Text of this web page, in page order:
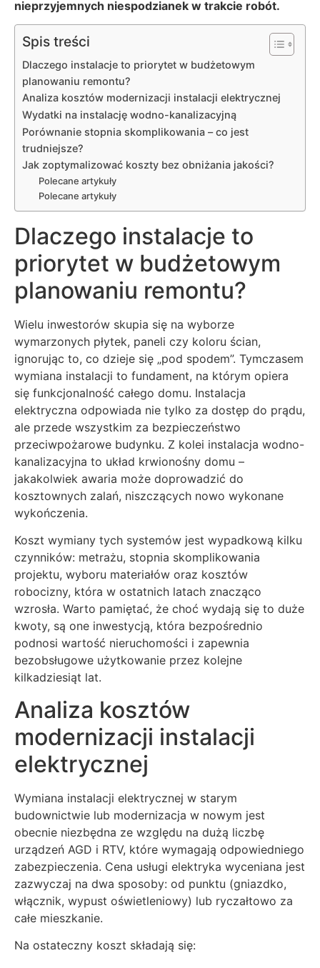
nieprzyjemnych niespodzianek w trakcie robót.
Spis treści
Dlaczego instalacje to priorytet w budżetowym
planowaniu remontu?
Analiza kosztów modernizacji instalacji elektrycznej
Wydatki na instalację wodno-kanalizacyjną
Porównanie stopnia skomplikowania – co jest
trudniejsze?
Jak zoptymalizować koszty bez obniżania jakości?
Polecane artykuły
Polecane artykuły
Dlaczego instalacje to
priorytet w budżetowym
planowaniu remontu?
Wielu inwestorów skupia się na wyborze
wymarzonych płytek, paneli czy koloru ścian,
ignorując to, co dzieje się „pod spodem”. Tymczasem
wymiana instalacji to fundament, na którym opiera
się funkcjonalność całego domu. Instalacja
elektryczna odpowiada nie tylko za dostęp do prądu,
ale przede wszystkim za bezpieczeństwo
przeciwpożarowe budynku. Z kolei instalacja wodno-
kanalizacyjna to układ krwionośny domu –
jakakolwiek awaria może doprowadzić do
kosztownych zalań, niszczących nowo wykonane
wykończenia.
Koszt wymiany tych systemów jest wypadkową kilku
czynników: metrażu, stopnia skomplikowania
projektu, wyboru materiałów oraz kosztów
robocizny, która w ostatnich latach znacząco
wzrosła. Warto pamiętać, że choć wydają się to duże
kwoty, są one inwestycją, która bezpośrednio
podnosi wartość nieruchomości i zapewnia
bezobsługowe użytkowanie przez kolejne
kilkadziesiąt lat.
Analiza kosztów
modernizacji instalacji
elektrycznej
Wymiana instalacji elektrycznej w starym
budownictwie lub modernizacja w nowym jest
obecnie niezbędna ze względu na dużą liczbę
urządzeń AGD i RTV, które wymagają odpowiedniego
zabezpieczenia. Cena usługi elektryka wyceniana jest
zazwyczaj na dwa sposoby: od punktu (gniazdko,
włącznik, wypust oświetleniowy) lub ryczałtowo za
całe mieszkanie.
Na ostateczny koszt składają się: